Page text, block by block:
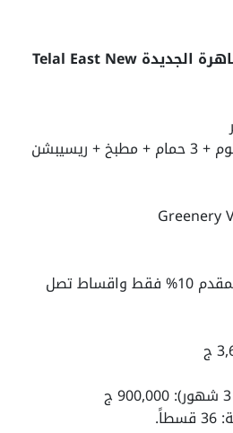
كمبوند تلال ايست القاهرة الجديدة Telal East New
( 4 غرف نوم + 3 حمام + مطبخ + ريسيبشن
تقدر تتعاقد عليها الان بمقدم 10% فقط واقساط تصل
ج